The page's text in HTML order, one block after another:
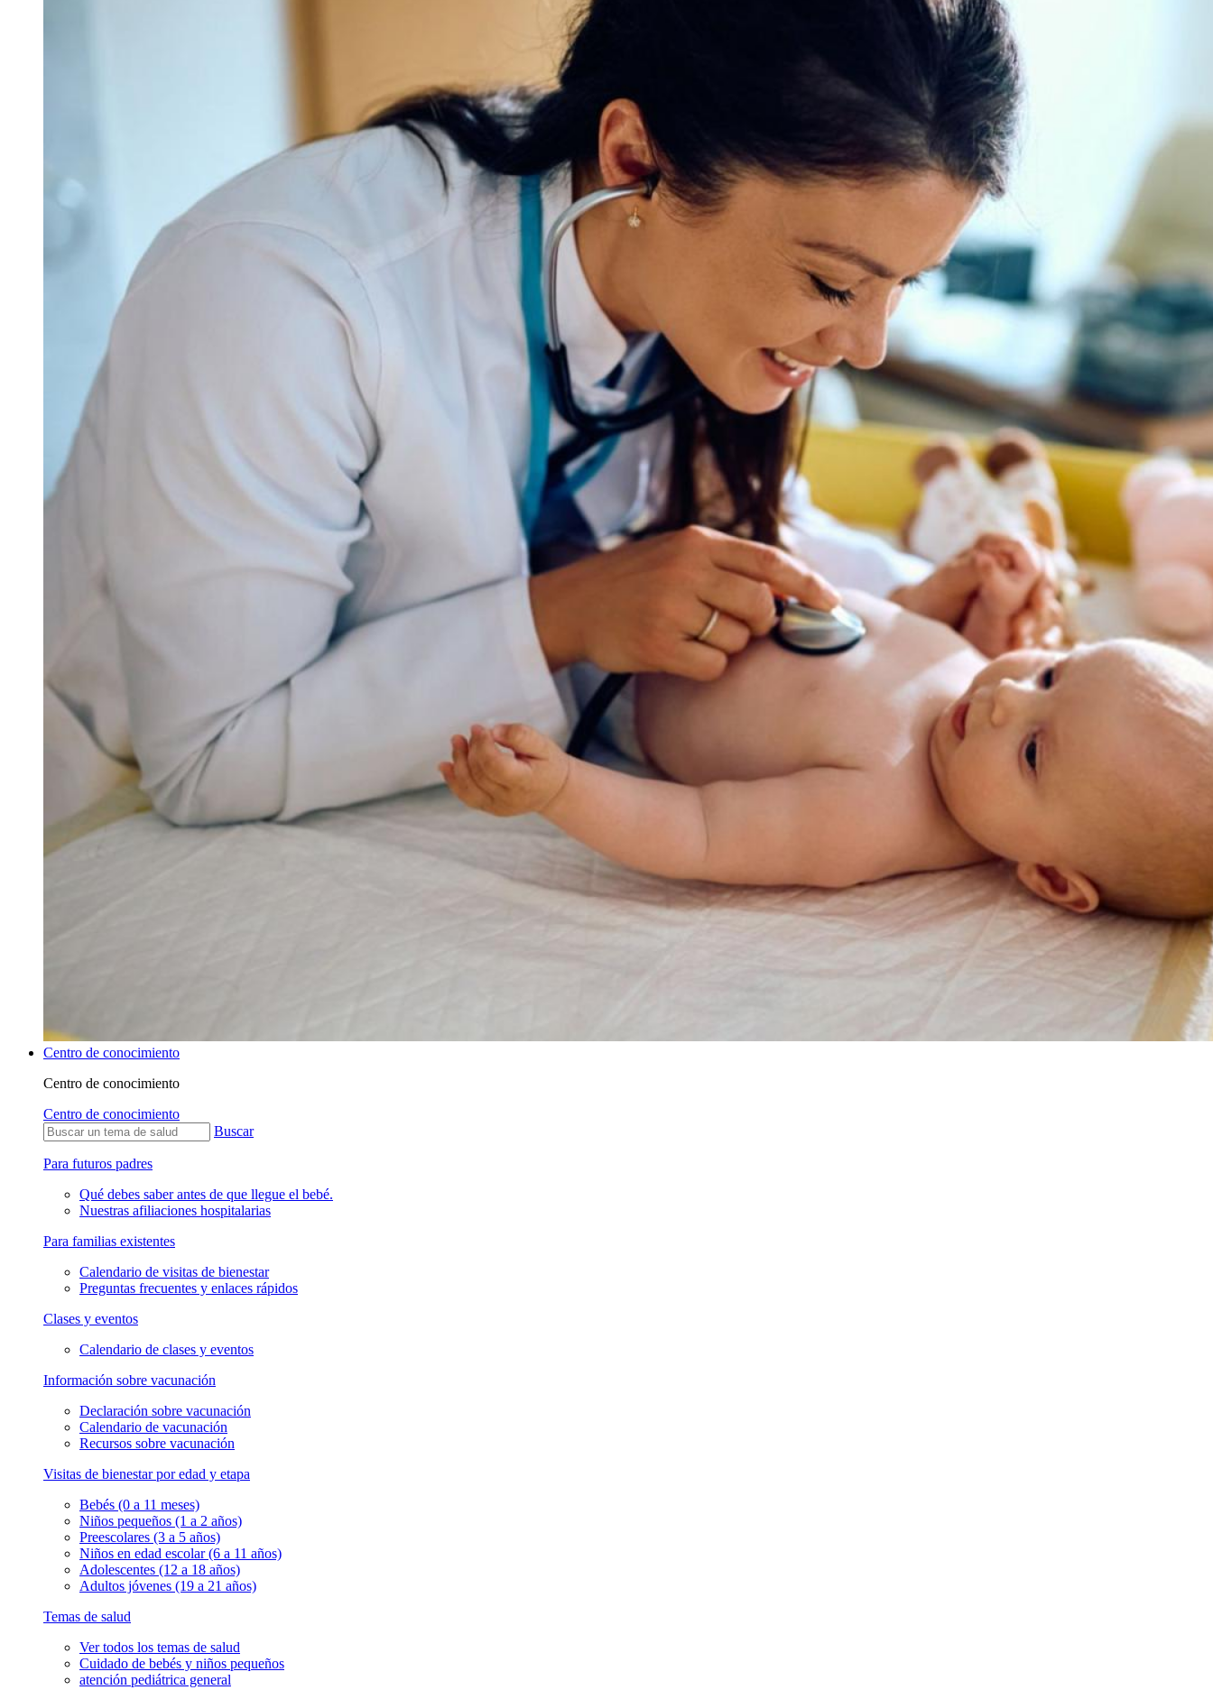
Centro de conocimiento
Centro de conocimiento
Centro de conocimiento
Buscar
Para futuros padres
Qué debes saber antes de que llegue el bebé.
Nuestras afiliaciones hospitalarias
Para familias existentes
Calendario de visitas de bienestar
Preguntas frecuentes y enlaces rápidos
Clases y eventos
Calendario de clases y eventos
Información sobre vacunación
Declaración sobre vacunación
Calendario de vacunación
Recursos sobre vacunación
Visitas de bienestar por edad y etapa
Bebés (0 a 11 meses)
Niños pequeños (1 a 2 años)
Preescolares (3 a 5 años)
Niños en edad escolar (6 a 11 años)
Adolescentes (12 a 18 años)
Adultos jóvenes (19 a 21 años)
Temas de salud
Ver todos los temas de salud
Cuidado de bebés y niños pequeños
atención pediátrica general